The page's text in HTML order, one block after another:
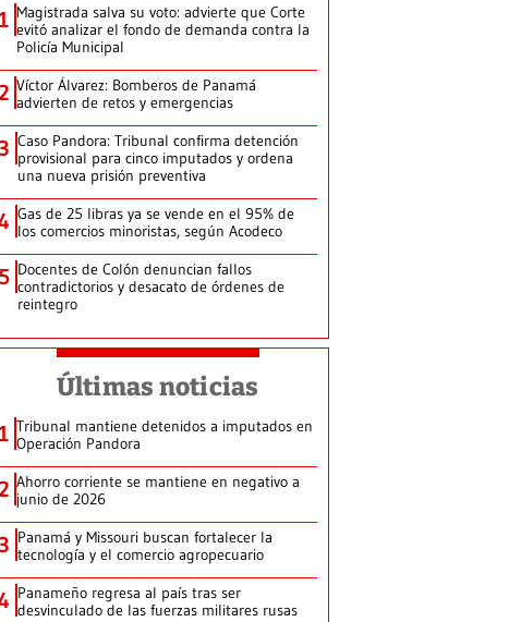
Magistrada salva su voto: advierte que Corte
evitó analizar el fondo de demanda contra la
Policía Municipal
2 Víctor Álvarez: Bomberos de Panamá
advierten de retos y emergencias
3 Caso Pandora: Tribunal confirma detención
provisional para cinco imputados y ordena
una nueva prisión preventiva
Gas de 25 libras ya se vende en el 95% de
los comercios minoristas, según Acodeco
5 Docentes de Colón denuncian fallos
contradictorios y desacato de órdenes de
reintegro
Últimas noticias
Tribunal mantiene detenidos a imputados en
Operación Pandora
2 Ahorro corriente se mantiene en negativo a
junio de 2026
3 Panamá y Missouri buscan fortalecer la
tecnología y el comercio agropecuario
Panameño regresa al país tras ser
desvinculado de las fuerzas militares rusas